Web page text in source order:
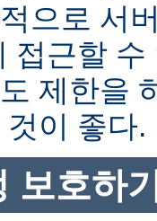
으로 서
접근할
제한을
이 좋다.
보호하